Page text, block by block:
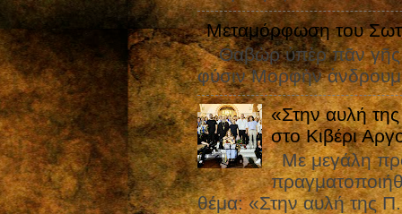
Μεταμόρφωση του
Θαβὼρ ὑπὲρ πᾶν γῆς
φύσιν Μορφὴν
«Στην αυλή
στο Κιβέρι
Με μεγάλη
θέμα: «Στην αυλή της